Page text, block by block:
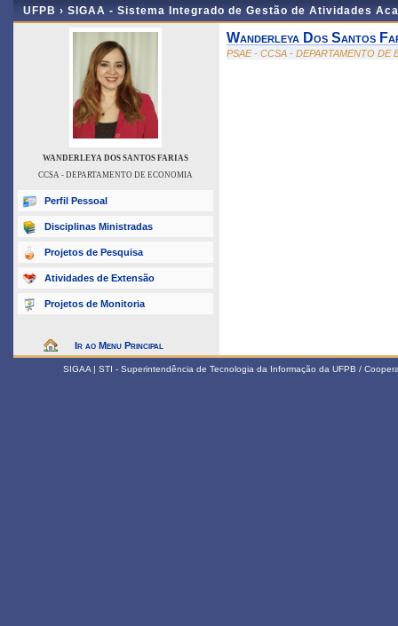
UFPB › SIGAA - Sistema Integrado de Gestão de Atividades
WANDERLEYA DOS SANTOS FARIAS
CCSA - DEPARTAMENTO DE ECONOMIA
Perfil Pessoal
Disciplinas Ministradas
Projetos de Pesquisa
Atividades de Extensão
Projetos de Monitoria
Ir ao Menu Principal
Wanderleya Dos Santos
PSAE - CCSA - DEPARTAMENTO DE
SIGAA | STI - Superintendência de Tecnologia da Informação da UFPB /